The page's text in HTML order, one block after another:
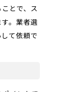
とで、ス
。業者選
て依頼で